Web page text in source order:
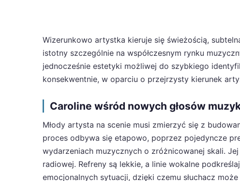
Wizerunkowo artystka kieruje się świeżością,
istotny szczególnie na współczesnym rynku
jednocześnie estetyki możliwej do szybkiego
konsekwentnie, w oparciu o przejrzysty kierunek
Caroline wśród nowych głosów
Młody artysta na scenie musi zmierzyć się z
proces odbywa się etapowo, poprzez pojedyncze
wydarzeniach muzycznych o zróżnicowanej skali.
radiowej. Refreny są lekkie, a linie wokalne
emocjonalnych sytuacji, dzięki czemu słuchacz